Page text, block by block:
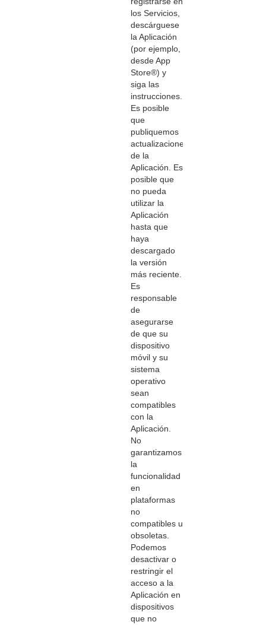
los Servicios,
descárguese
la Aplicación
(por ejemplo,
desde App
Store®) y
siga las
instrucciones.
Es posible
que
publiquemos
actualizaciones
de la
Aplicación. Es
posible que
no pueda
utilizar la
Aplicación
hasta que
haya
descargado
la versión
más reciente.
Es
responsable
de
asegurarse
de que su
dispositivo
móvil y su
sistema
operativo
sean
compatibles
con la
Aplicación.
No
garantizamos
la
funcionalidad
en
plataformas
no
compatibles u
obsoletas.
Podemos
desactivar o
restringir el
acceso a la
Aplicación en
dispositivos
que no